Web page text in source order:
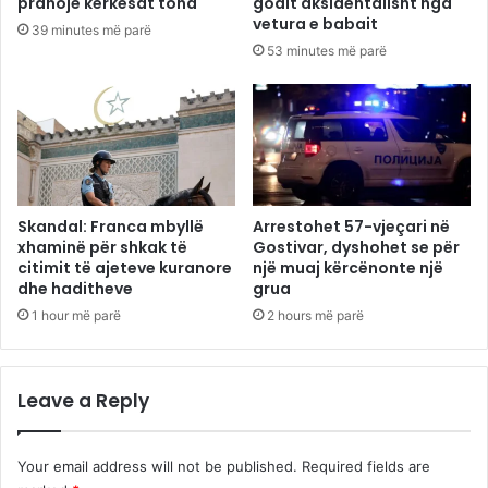
39 minutes më parë
vetura e babait
53 minutes më parë
Skandal: Franca mbyllë
xhaminë për shkak të
citimit të ajeteve kuranore
dhe haditheve
1 hour më parë
Arrestohet 57-vjeçari në
Gostivar, dyshohet se për
një muaj kërcënonte një
grua
2 hours më parë
Leave a Reply
Your email address will not be published. Required fields are